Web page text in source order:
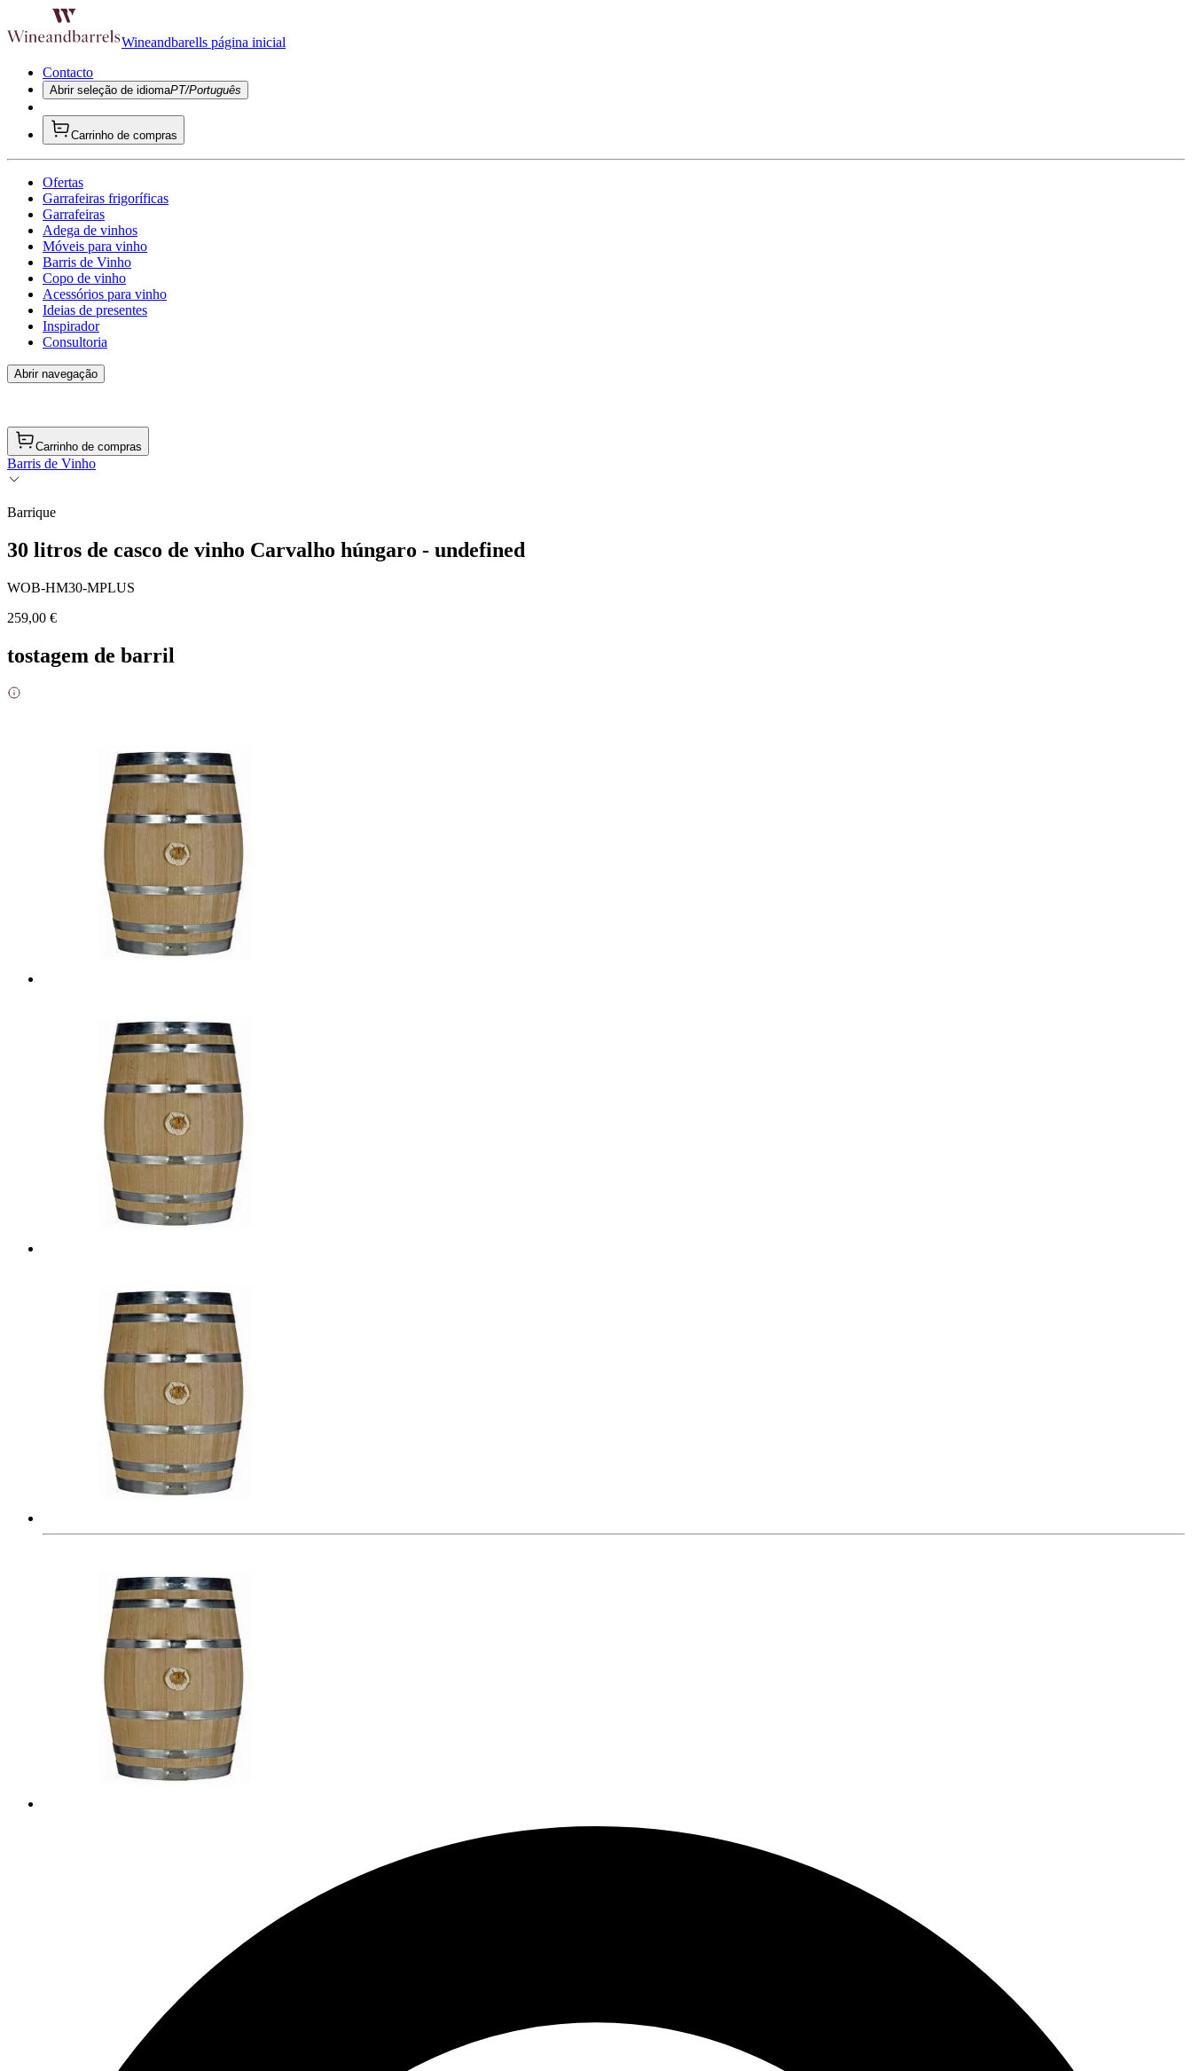
Wineandbarells página inicial
Contacto
Abrir seleção de idiomaPT/Português
Carrinho de compras
Ofertas
Garrafeiras frigoríficas
Garrafeiras
Adega de vinhos
Móveis para vinho
Barris de Vinho
Copo de vinho
Acessórios para vinho
Ideias de presentes
Inspirador
Consultoria
Abrir navegação
Carrinho de compras
Barris de Vinho
Barrique
30 litros de casco de vinho Carvalho húngaro - undefined
WOB-HM30-MPLUS
259,00 €
tostagem de barril